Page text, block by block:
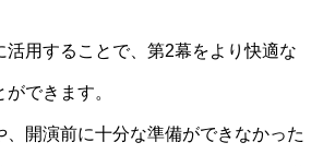
活用することで、第2幕をより快適な
できます。
、開演前に十分な準備ができなかった